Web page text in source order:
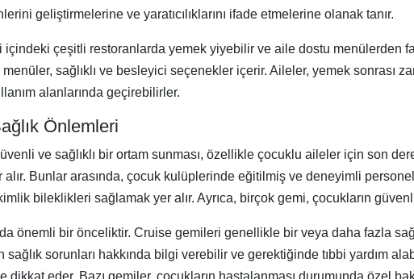
geliştirmelerine ve yaratıcılıklarını ifade etmelerine olanak tanır.
içindeki çeşitli restoranlarda yemek yiyebilir ve aile dostu menülerden
sağlıklı ve besleyici seçenekler içerir. Aileler, yemek sonrası
alanlarında geçirebilirler.
Önlemleri
ve sağlıklı bir ortam sunması, özellikle çocuklu aileler için son
Bunlar arasında, çocuk kulüplerinde eğitilmiş ve deneyimli
bileklikleri sağlamak yer alır. Ayrıca, birçok gemi, çocukların
da önemli bir önceliktir. Cruise gemileri genellikle bir veya daha fazla
sağlık sorunları hakkında bilgi verebilir ve gerektiğinde tıbbi yardım
dikkat eder. Bazı gemiler, çocukların hastalanması durumunda özel